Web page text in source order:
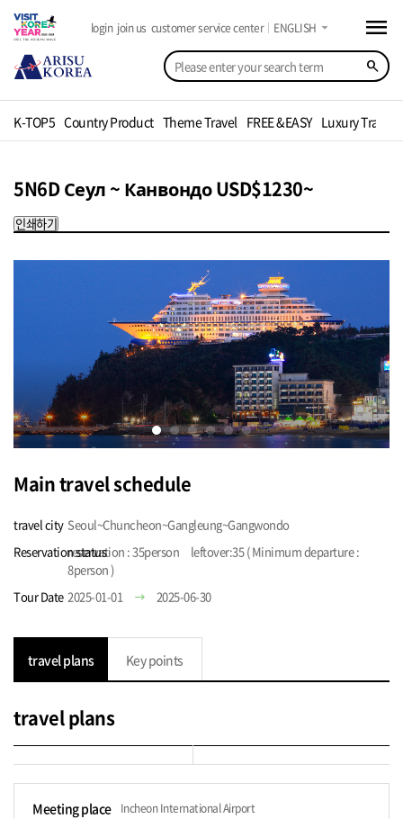
search
login join us customer service center ENGLISH arrow_drop_down menu
K-TOP5 Country Product Theme Travel FREE &EASY Luxury Travel
5N6D Сеул ~ Канвондо USD$1230~
인쇄하기
Main travel schedule
travel city Seoul~Chuncheon~Gangleung~Gangwondo
Reservation statusreservation : 35person leftover:35 ( Minimum departure :
8person )
Tour Date 2025-01-01 2025-06-30
travel plans Key points
travel plans
Meeting place Incheon International Airport